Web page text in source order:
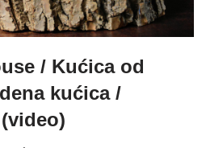
/ Kućica od
kućica /